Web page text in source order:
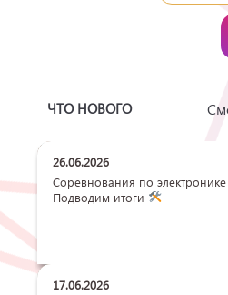
ЧТО НОВОГО
26.06.2026
Соревнования по
Подводим итоги
17.06.2026